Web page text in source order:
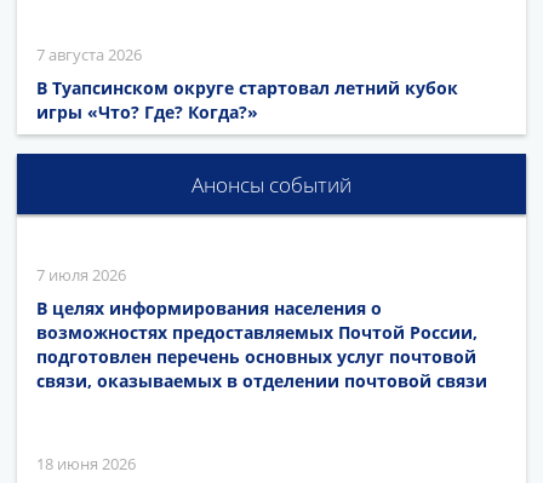
7 августа 2026
В Туапсинском округе стартовал летний кубок
игры «Что? Где? Когда?»
Анонсы событий
7 июля 2026
В целях информирования населения о
возможностях предоставляемых Почтой России,
подготовлен перечень основных услуг почтовой
связи, оказываемых в отделении почтовой связи
18 июня 2026